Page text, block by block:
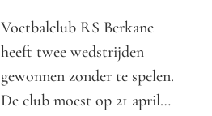
Voetbalclub RS Berkane
heeft twee wedstrijden
gewonnen zonder te spelen.
De club moest op 21 april…